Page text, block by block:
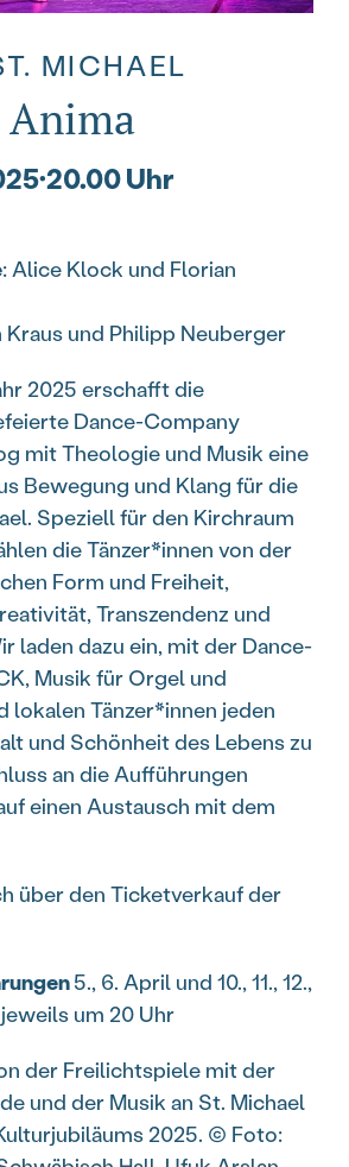
MICHAEL
Anima
·20.00 Uhr
: Alice Klock und Florian
Kraus und Philipp Neuberger
2025 erschafft die
Dance-Company
mit Theologie und Musik eine
Bewegung und Klang für die
Speziell für den Kirchraum
die Tänzer*innen von der
Form und Freiheit,
Transzendenz und
laden dazu ein, mit der Dance-
Musik für Orgel und
lokalen Tänzer*innen jeden
und Schönheit des Lebens zu
an die Aufführungen
einen Austausch mit dem
über den Ticketverkauf der
5., 6. April und 10., 11., 12.,
um 20 Uhr
der Freilichtspiele mit der
und der Musik an St. Michael
2025. © Foto: